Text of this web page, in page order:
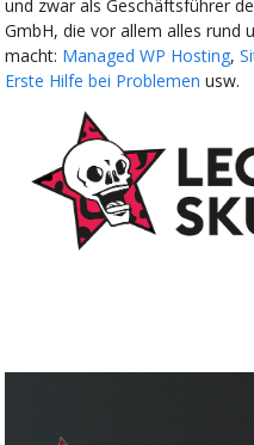
und zwar als Geschäftsführer
GmbH, die vor allem alles rund
macht: Managed WP Hosting,
Erste Hilfe bei Problemen usw.